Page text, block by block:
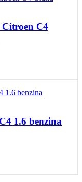
Citroen C4
1.6 benzina